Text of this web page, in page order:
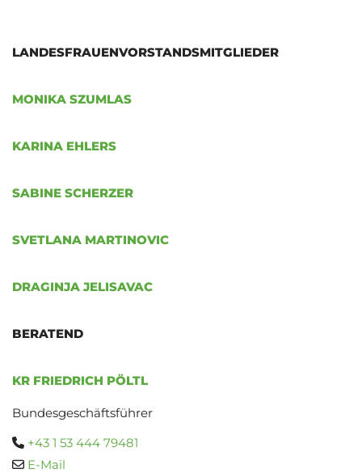
LANDESFRAUENVORSTANDSMITGLIEDER
MONIKA SZUMLAS
KARINA EHLERS
SABINE SCHERZER
SVETLANA MARTINOVIC
DRAGINJA JELISAVAC
BERATEND
KR FRIEDRICH PÖLTL
Bundesgeschäftsführer
 +43 1 53 444 79481
 E-Mail